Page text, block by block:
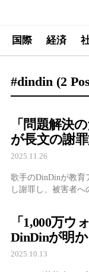
国際 経済
#dindin (2
「問題解決
が長文の謝
2025.11.26
歌手のDinDinが教育
し謝罪し、被害者へ
「1,000万ウ
DinDinが明
相場”
2025.10.13